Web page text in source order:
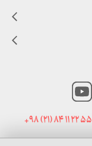
+98 (21) 84 11 22 55